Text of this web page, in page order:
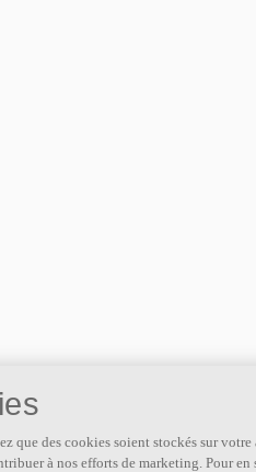
Liens
que des cookies soient stockés sur
à nos efforts de marketing. Pour